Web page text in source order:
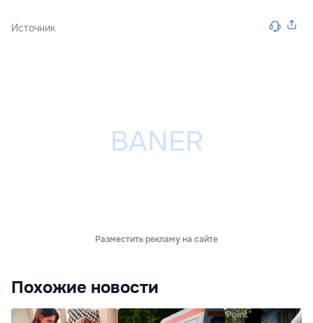
Источник
Разместить рекламу на сайте
Похожие новости